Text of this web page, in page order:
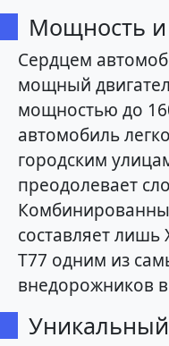
Мощность и
Сердцем
мощный
мощностью до
автомобиль
городским
преодолевает
составляет лишь
T77 одним из
внедорожников